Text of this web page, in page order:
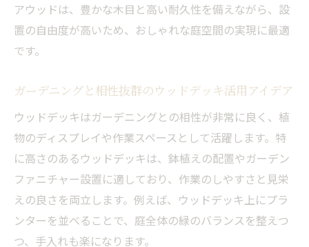
アウッドは、豊かな木目と高い耐久性を備えながら、設
置の自由度が高いため、おしゃれな庭空間の実現に最適
です。
ガーデニングと相性抜群のウッドデッキ活用アイデア
ウッドデッキはガーデニングとの相性が非常に良く、植
物のディスプレイや作業スペースとして活躍します。特
に高さのあるウッドデッキは、鉢植えの配置やガーデン
ファニチャー設置に適しており、作業のしやすさと見栄
えの良さを両立します。例えば、ウッドデッキ上にプラ
ンターを並べることで、庭全体の緑のバランスを整えつ
つ、手入れも楽になります。